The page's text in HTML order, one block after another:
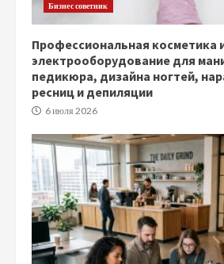
Бизнес советник
Профессиональная косметика
электрооборудование для
педикюра, дизайна ногтей,
ресниц и депиляции
6 июля 2026